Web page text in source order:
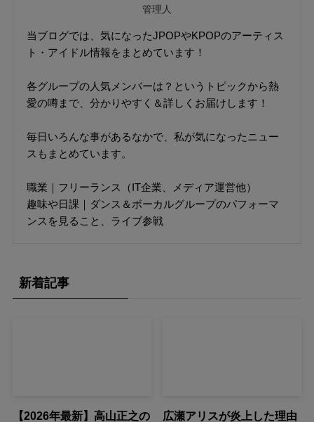
管理人
当ブログでは、気になったJPOPやKPOPのアーティス
ト・アイドル情報をまとめています！
各グループの人気メンバーは？というトピックから熱
愛の噂まで、分かりやすく＆詳しくお届けします！
毎日いろんな事があるなかで、私が気になったニュー
スもまとめています。
職業｜フリーランス（IT企業、メディア運営他）
趣味や日課｜ダンス＆ボーカルグループのパフォーマ
ンスを見ること、ライブ参戦
新着記事
【2026年最新】高山正之の 広瀬アリスが炎上した理由